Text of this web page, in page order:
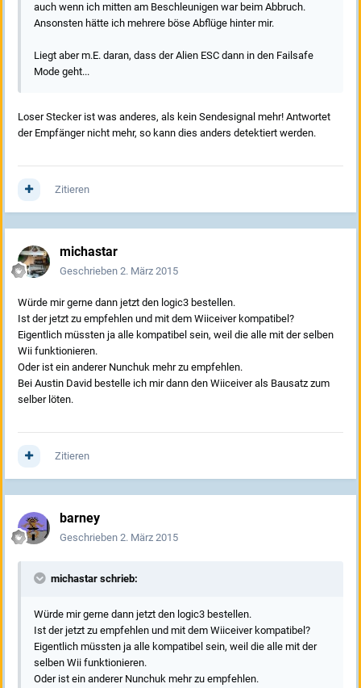
auch wenn ich mitten am Beschleunigen war beim Abbruch.
Ansonsten hätte ich mehrere böse Abflüge hinter mir.
Liegt aber m.E. daran, dass der Alien ESC dann in den Failsafe
Mode geht...
Loser Stecker ist was anderes, als kein Sendesignal mehr! Antwortet
der Empfänger nicht mehr, so kann dies anders detektiert werden.
Zitieren
michastar
Geschrieben 2. März 2015
Würde mir gerne dann jetzt den logic3 bestellen.
Ist der jetzt zu empfehlen und mit dem Wiiceiver kompatibel?
Eigentlich müssten ja alle kompatibel sein, weil die alle mit der selben
Wii funktionieren.
Oder ist ein anderer Nunchuk mehr zu empfehlen.
Bei Austin David bestelle ich mir dann den Wiiceiver als Bausatz zum
selber löten.
Zitieren
barney
Geschrieben 2. März 2015
michastar schrieb:
Würde mir gerne dann jetzt den logic3 bestellen.
Ist der jetzt zu empfehlen und mit dem Wiiceiver kompatibel?
Eigentlich müssten ja alle kompatibel sein, weil die alle mit der
selben Wii funktionieren.
Oder ist ein anderer Nunchuk mehr zu empfehlen.